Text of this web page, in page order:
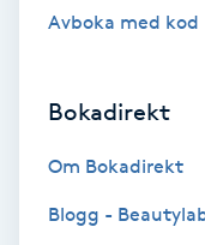
Friskvård
Friskvårdsmassage
Avboka med kod
Bokadirekt
Om Bokadirekt
Blogg -